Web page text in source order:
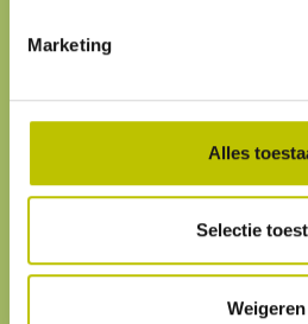
Marketing
Alles
Selectie
Weigeren
Klantenservice
altijd bereikbaar.
Je eigen omgeving
Volg jebestelling, betaal